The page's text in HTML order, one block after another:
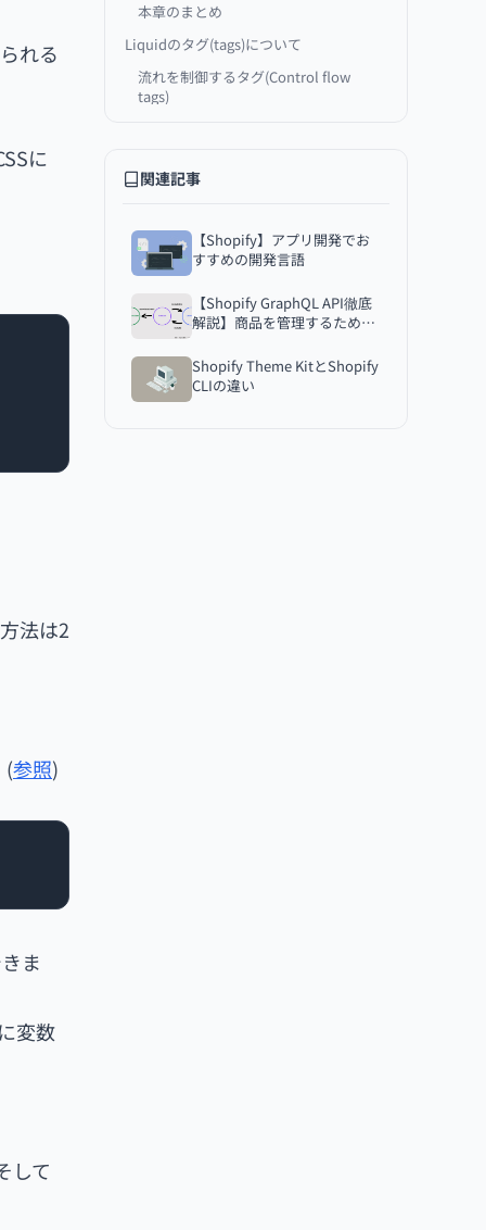
れる
に
法は2
(参照)
ま
変数
して
本章のまとめ
Liquidのタグ(tags)について
流れを制御するタグ(Control flow
tags)
その他のタグ(Theme tags)
本章のまとめ
【まとめ】
関連記事
【Shopify】アプリ開発でお
すすめの開発言語
【Shopify GraphQL API徹底
解説】商品を管理するための
Shopify Theme KitとShopify
CLIの違い